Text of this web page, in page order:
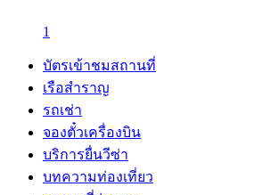
1
บัตรเข้าชมสถานที่
เรือสำราญ
รถเช่า
จองตั๋วเครื่องบิน
บริการยื่นวีซ่า
บทความท่องเที่ยว